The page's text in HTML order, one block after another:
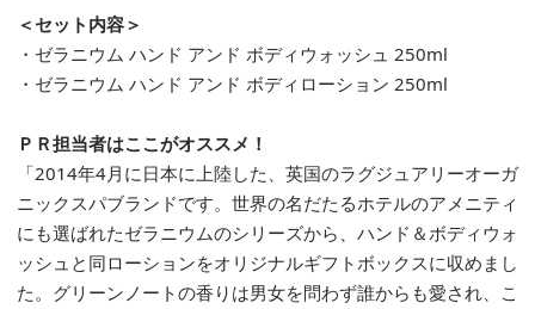
＜セット内容＞
・ゼラニウム ハンド アンド ボディウォッシュ 250ml
・ゼラニウム ハンド アンド ボディローション 250ml
ＰＲ担当者はここがオススメ！
「2014年4月に日本に上陸した、英国のラグジュアリーオーガ
ニックスパブランドです。世界の名だたるホテルのアメニティ
にも選ばれたゼラニウムのシリーズから、ハンド＆ボディウォ
ッシュと同ローションをオリジナルギフトボックスに収めまし
た。グリーンノートの香りは男女を問わず誰からも愛され、こ